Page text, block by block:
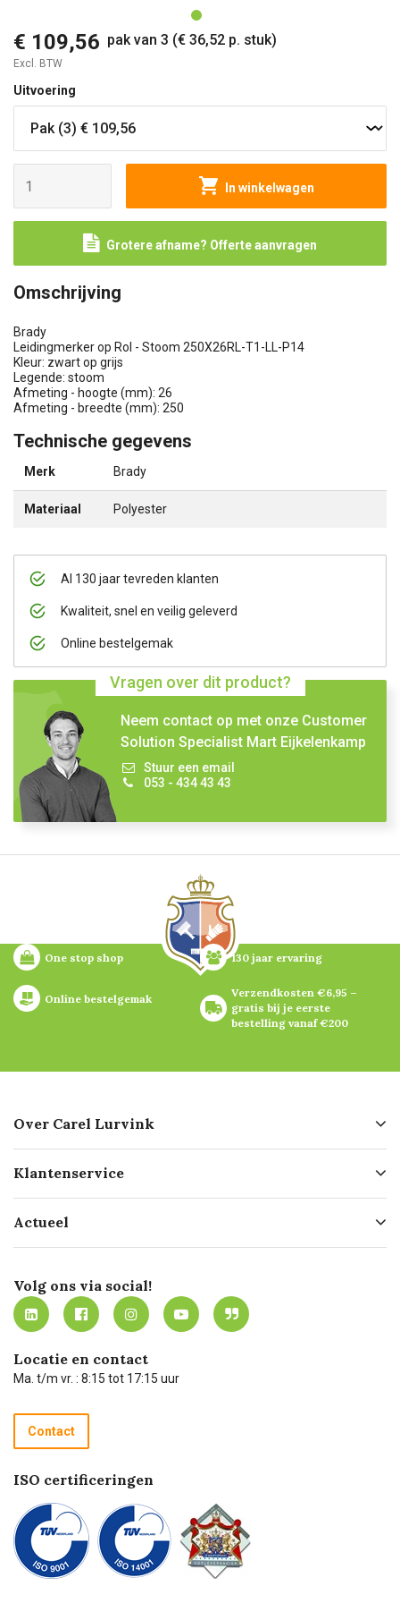
€ 109,56 pak van 3 (€ 36,52 p. stuk)
Excl. BTW
Uitvoering
In winkelwagen
Grotere afname? Offerte aanvragen
Al 130 jaar tevreden klanten
Kwaliteit, snel en veilig geleverd
Online bestelgemak
Vragen over dit product?
Neem contact op met onze Customer
Solution Specialist Mart Eijkelenkamp
Stuur een email
053 - 434 43 43
Omschrijving
Brady
Leidingmerker op Rol - Stoom 250X26RL-T1-LL-P14
Kleur: zwart op grijs
Legende: stoom
Afmeting - hoogte (mm): 26
Afmeting - breedte (mm): 250
Technische gegevens
Merk Brady
Materiaal Polyester
One stop shop 130 jaar ervaring
Online bestelgemak
Verzendkosten €6,95 –
gratis bij je eerste
bestelling vanaf €200
Over Carel Lurvink
Geschiedenis
Missie
Werken bij Carel Lurvink
MVO
Klantenservice
Bezorgen
Mijn Carel Lurvink
Mijn Carel Lurvink instructievideo's
Carel Lurvink App
Hulp op afstand
Technische dienst
Recycle programma
Betalen
Actueel
Innovation LAB
Tevreden klanten
Carel Lurvink Blog
Carel de podcast
Volg ons via social!
Locatie en contact
Ma. t/m vr. : 8:15 tot 17:15 uur
Contact
ISO certificeringen